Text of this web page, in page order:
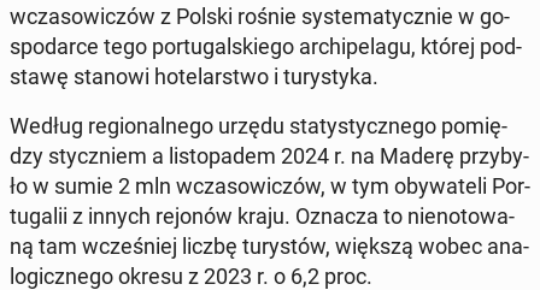
wcza­so­wi­czów z Polski rośnie sys­te­ma­tycz­nie w go­
spo­dar­ce tego por­tu­gal­skie­go ar­chi­pe­la­gu, której pod­
sta­wę stanowi ho­te­lar­stwo i tu­ry­sty­ka.
Według re­gio­nal­ne­go urzędu sta­ty­stycz­ne­go po­mię­
dzy stycz­niem a li­sto­pa­dem 2024 r. na Maderę przy­by­
ło w sumie 2 mln wcza­so­wi­czów, w tym oby­wa­te­li Por­
tu­ga­lii z innych rejonów kraju. Oznacza to nie­no­to­wa­
ną tam wcze­śniej liczbę tu­ry­stów, większą wobec ana­
lo­gicz­ne­go okresu z 2023 r. o 6,2 proc.